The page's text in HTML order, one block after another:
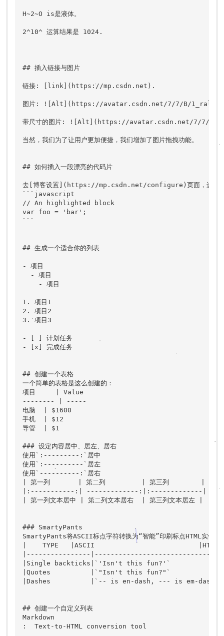
H~2~O is是液体。
2^10^ 运算结果是 1024.
## 插入链接与图片
链接: [link](https://mp.csdn.net).
图片: ![Alt](https://avatar.csdn.net/7/7/B/
带尺寸的图片: ![Alt](https://avatar.csdn.net/7/7/B/
当然，我们为了让用户更加便捷，我们增加了图片拖拽功能。
## 如何插入一段漂亮的代码片
去[博客设置](https://mp.csdn.net/configure)页面，选择一款
```javascript
// An highlighted block
var foo = 'bar';
```
## 生成一个适合你的列表
- 项目
  - 项目
    - 项目
1. 项目1
2. 项目2
3. 项目3
- [ ] 计划任务
- [x] 完成任务
## 创建一个表格
一个简单的表格是这么创建的：
项目     | Value
-------- | -----
电脑  | $1600
手机  | $12
导管  | $1
### 设定内容居中、居左、居右
使用`:---------:`居中
使用`:----------`居左
使用`----------:`居右
| 第一列       | 第二列         | 第三列        |
|:-----------:| -------------:|:-------------|
| 第一列文本居中 | 第二列文本居右  | 第三列文本居左 |
### SmartyPants
SmartyPants将ASCII标点字符转换为“智能”印刷标点HTML实体。
|    TYPE   |ASCII
|----------------
|Single backticks|`'Isn't this fun?'`
|Quotes          |`"Isn't this fun?"`
|Dashes          |`-- is en-dash, --- is em-
## 创建一个自定义列表
Markdown
:  Text-to-HTML conversion tool